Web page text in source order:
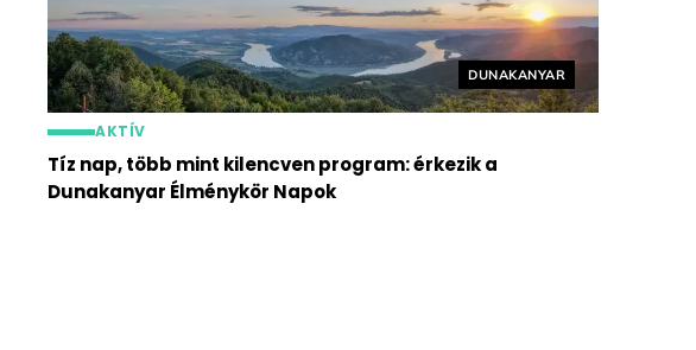
Helyszín címkék:
DUNAKANYAR
AKTÍV
Tíz nap, több mint kilencven program: érkezik a
Dunakanyar Élménykör Napok